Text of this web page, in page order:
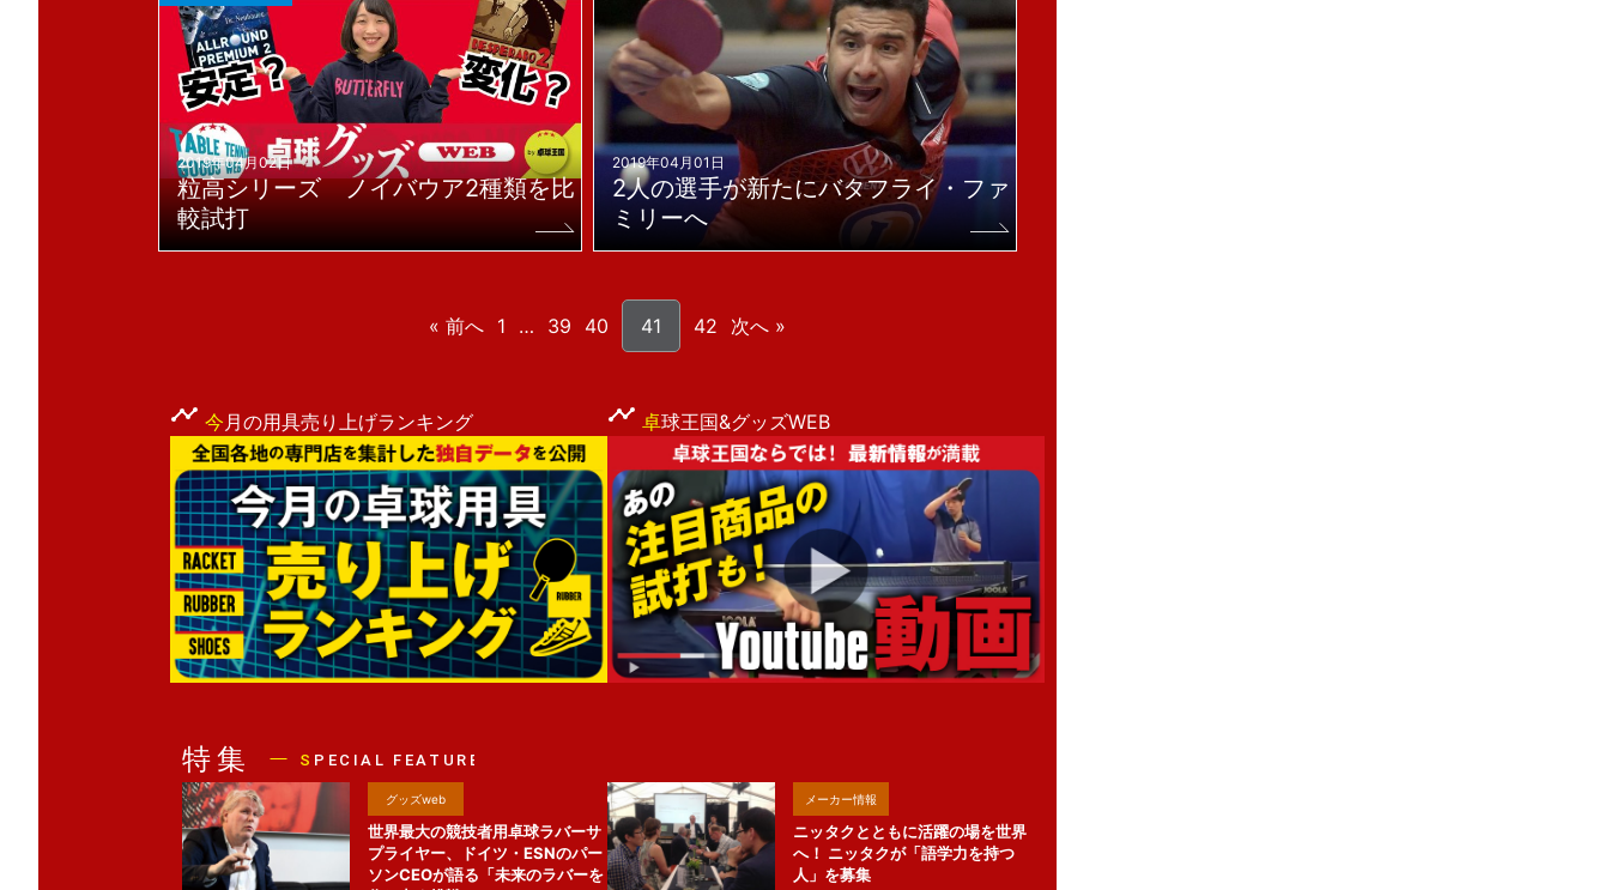
2019年04月02日
粒高シリーズ ノイバウア2種類を比
較試打
2019年04月01日
2人の選手が新たにバタフライ・ファ
ミリーへ
« 前へ 1 … 39 40 41 42 次へ »
今月の用具売り上げランキング 卓球王国&グッズWEB
グッズweb
世界最大の競技者用卓球ラバーサ
プライヤー、ドイツ・ESNのパー
ソンCEOが語る「未来のラバーを
メーカー情報
ニッタクとともに活躍の場を世界
へ！ ニッタクが「語学力を持つ
人」を募集